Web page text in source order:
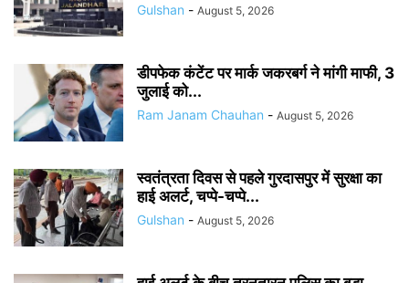
Gulshan - August 5, 2026
डीपफेक कंटेंट पर मार्क जकरबर्ग ने मांगी माफी, 3
जुलाई को...
Ram Janam Chauhan - August 5, 2026
स्वतंत्रता दिवस से पहले गुरदासपुर में सुरक्षा का
हाई अलर्ट, चप्पे-चप्पे...
Gulshan - August 5, 2026